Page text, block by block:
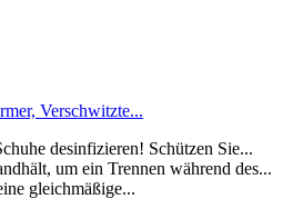
Verschwitzte...
desinfizieren! Schützen Sie...
um ein Trennen während des...
gleichmäßige...